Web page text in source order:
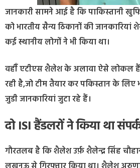
जानकारी सामने आई है कि पाकिस्तानी
को भारतीय सैन्य ठिकानों की
कई स्थानीय लोगों ने भी किया था।
वहीँ एटीएस शैलेश के अलावा ऐसे लोकल
रही है,जो टीम तैयार कर पकिस्तान के लिए
जुडी जानकारियां जुटा रहे हैं।
दो ISI हैंडलरों ने किया था
गौरतलब है कि शैलेश उर्फ़ शैलेन्द्र सिंह